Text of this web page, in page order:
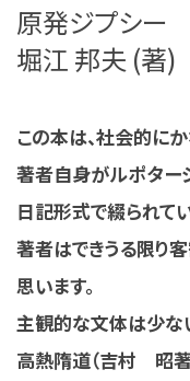
原発ジプシー
堀江 邦夫 (著)
この本は、社会的に
著者自身がルポター
日記形式で綴られてい
著者はできうる限り
思います。
主観的な文体は少な
高熱隋道（吉村 昭著